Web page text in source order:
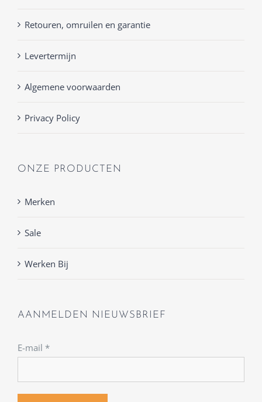
Retouren, omruilen en garantie
Levertermijn
Algemene voorwaarden
Privacy Policy
ONZE PRODUCTEN
Merken
Sale
Werken Bij
AANMELDEN NIEUWSBRIEF
E-mail *